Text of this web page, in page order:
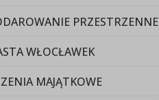
PRZESTRZENNE
WŁOCŁAWEK
MAJĄTKOWE